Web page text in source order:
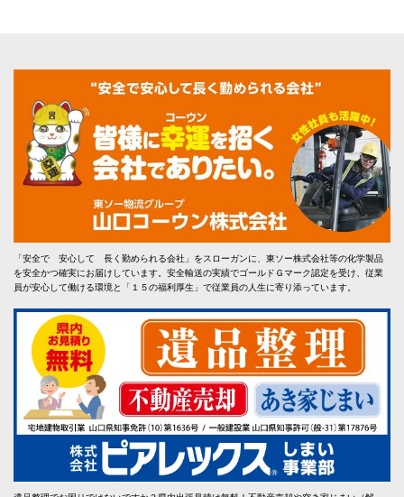
「安全で 安心して 長く勤められる会社」をスローガンに、東ソー株式会社等の化学製品
を安全かつ確実にお届けしています。安全輸送の実績でゴールドＧマーク認定を受け、従業
員が安心して働ける環境と「１５の福利厚生」で従業員の人生に寄り添っています。